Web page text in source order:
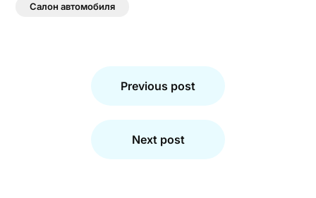
Салон автомобиля
Previous post
Next post